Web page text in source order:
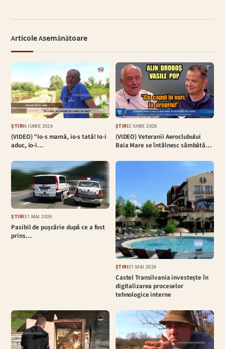
Articole Asemănătoare
ȘTIRI6 IUNIE 2026
(VIDEO) ”Io-s mamă, io-s tată! Io-i
aduc, io-i…
ȘTIRI2 IUNIE 2026
(VIDEO) Veteranii Aeroclubului
Baia Mare se întâlnesc sâmbătă…
ȘTIRI31 MAI 2026
Pasibil de pușcărie după ce a fost
prins…
ȘTIRI21 MAI 2026
Castel Transilvania investește în
digitalizarea proceselor
tehnologice interne